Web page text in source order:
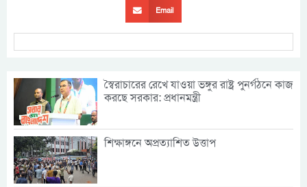
Email
স্বৈরাচারের রেখে যাওয়া ভঙ্গুর রাষ্ট্র পুনর্গঠনে কাজ
করছে সরকার: প্রধানমন্ত্রী
শিক্ষাঙ্গনে অপ্রত্যাশিত উত্তাপ